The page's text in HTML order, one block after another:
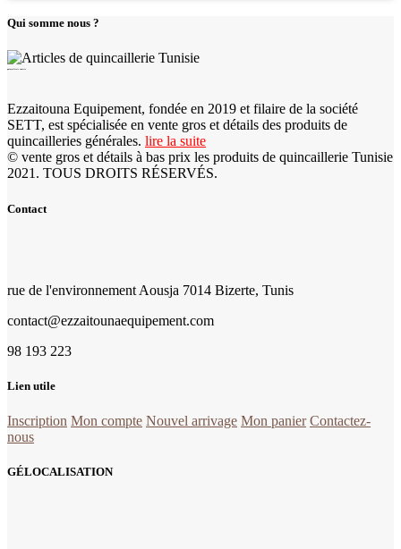
Qui somme nous ?
Ezzaitouna Equipement, fondée en 2019 et filaire de la société
SETT, est spécialisée en vente gros et détails des produits de
quincailleries générales. lire la suite
© vente gros et détails à bas prix les produits de quincaillerie Tunisie
2021. TOUS DROITS RÉSERVÉS.
Contact
rue de l'environnement Aousja 7014 Bizerte, Tunis
contact@ezzaitounaequipement.com
98 193 223
Lien utile
Inscription Mon compte Nouvel arrivage Mon panier Contactez-
nous
GÉLOCALISATION